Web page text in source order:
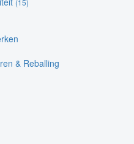
(15)
& Reballing